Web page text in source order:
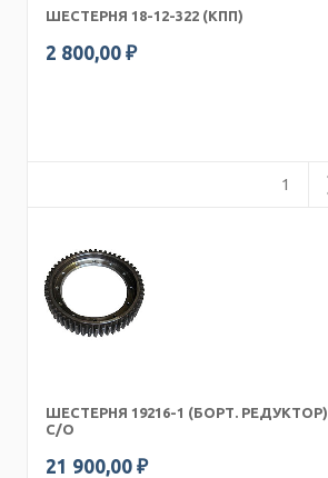
ШЕСТЕРНЯ 18-12-322 (КПП)
2 800,00 ₽
ШЕСТЕРНЯ 19216-1 (БОРТ. РЕДУКТОР)
С/О
21 900,00 ₽